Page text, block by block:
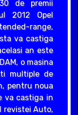
de premii
2012 Opel
range,
va castiga
an este
o masina
multiple de
pentru noua
va castiga in
revistei Auto,